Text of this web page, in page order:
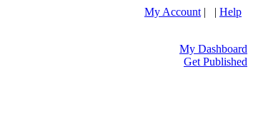
My Account | | Help
My Dashboard
Get Published